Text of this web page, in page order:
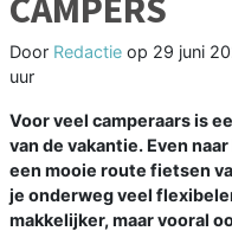
Door Redactie op 29 juni
uur
Voor veel camperaars is
van de vakantie. Even
een mooie route fietsen
je onderweg veel
makkelijker, maar vooral